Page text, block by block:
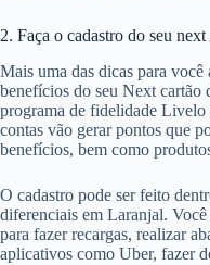
2. Faça o cadastro do seu
Mais uma das dicas para
benefícios do seu Next cartão
programa de fidelidade Livelo
contas vão gerar pontos que
benefícios, bem como
O cadastro pode ser feito
diferenciais em Laranjal.
para fazer recargas, realizar
aplicativos como Uber, fazer